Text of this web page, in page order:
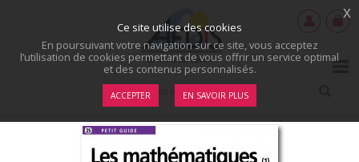
Ce site utilise des cookies
En poursuivant votre navigation sur ce site, vous acceptez
l’utilisation de cookies permettant de vous offrir un service optimal
et des contenus personnalisés.
ACCEPTER EN SAVOIR PLUS
x